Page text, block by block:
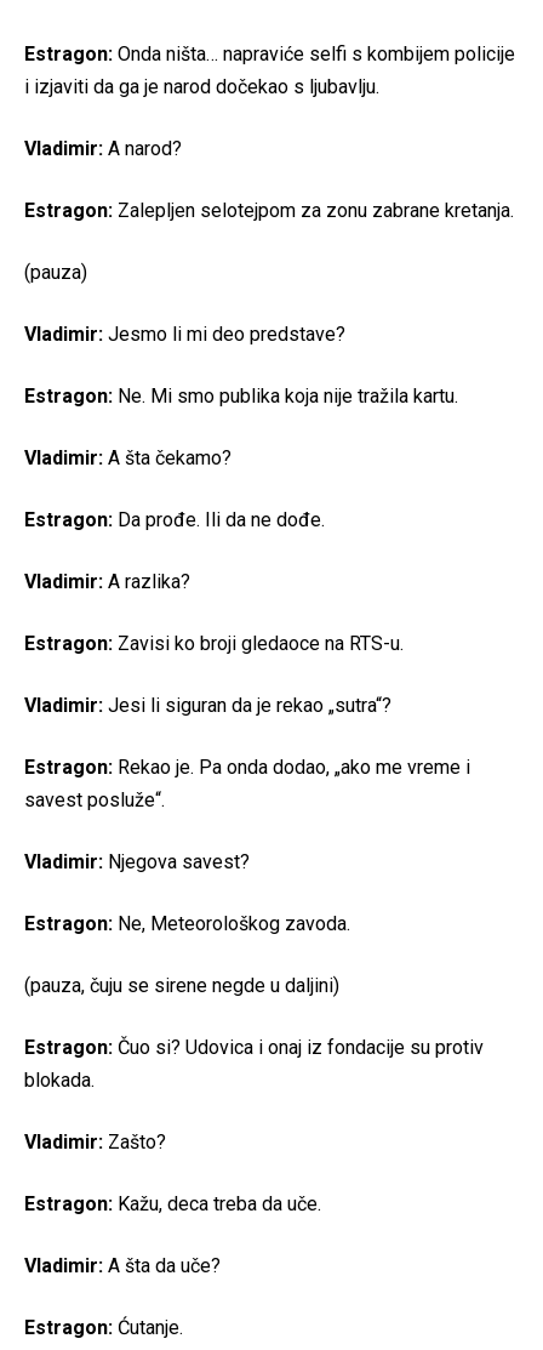
Estragon: Onda ništa… napraviće selfi s kombijem policije
i izjaviti da ga je narod dočekao s ljubavlju.
Vladimir: A narod?
Estragon: Zalepljen selotejpom za zonu zabrane kretanja.
(pauza)
Vladimir: Jesmo li mi deo predstave?
Estragon: Ne. Mi smo publika koja nije tražila kartu.
Vladimir: A šta čekamo?
Estragon: Da prođe. Ili da ne dođe.
Vladimir: A razlika?
Estragon: Zavisi ko broji gledaoce na RTS-u.
Vladimir: Jesi li siguran da je rekao „sutra“?
Estragon: Rekao je. Pa onda dodao, „ako me vreme i
savest posluže“.
Vladimir: Njegova savest?
Estragon: Ne, Meteorološkog zavoda.
(pauza, čuju se sirene negde u daljini)
Estragon: Čuo si? Udovica i onaj iz fondacije su protiv
blokada.
Vladimir: Zašto?
Estragon: Kažu, deca treba da uče.
Vladimir: A šta da uče?
Estragon: Ćutanje.